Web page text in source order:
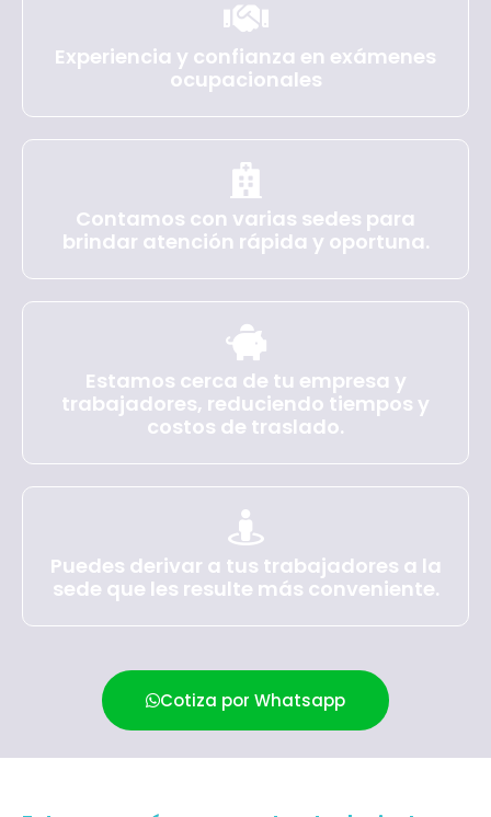
Experiencia y confianza en exámenes
ocupacionales
Contamos con varias sedes para
brindar atención rápida y oportuna.
Estamos cerca de tu empresa y
trabajadores, reduciendo tiempos y
costos de traslado.
Puedes derivar a tus trabajadores a la
sede que les resulte más conveniente.
Cotiza por Whatsapp